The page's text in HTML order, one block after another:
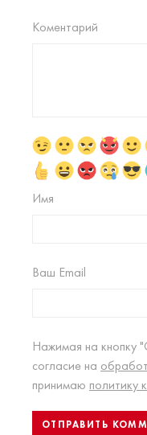
Коментарий
Имя
Ваш Email
Нажимая на кнопку
согласие на
принимаю политику